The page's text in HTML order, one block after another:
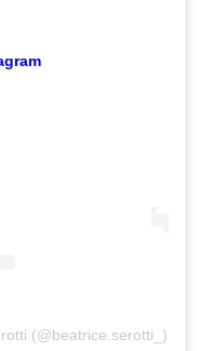
(@beatrice.serotti_)